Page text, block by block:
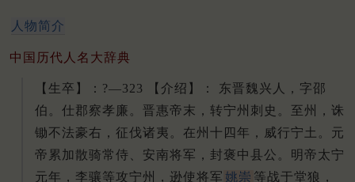
人物简介
中国历代人名大辞典
【生卒】：?—323 【介绍】： 东晋魏兴人，字邵
伯。 仕郡察孝廉。 晋惠帝末，转宁州刺史。 至州，诛
锄不法豪右，征伐诸夷。 在州十四年，威行宁土。 元
帝累加散骑常侍、安南将军，封褒中县公。 明帝太宁
元年，李骧等攻宁州，逊使将军 姚崇 等战于堂狼，